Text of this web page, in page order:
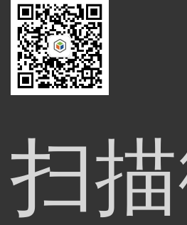
扫